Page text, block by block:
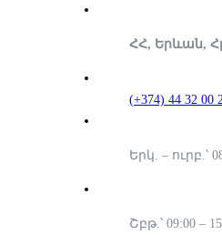
ՀՀ, Երևան,
(+374) 44 32 00
Երկ. – ուրբ.՝
Շբթ.՝ 09:00 –